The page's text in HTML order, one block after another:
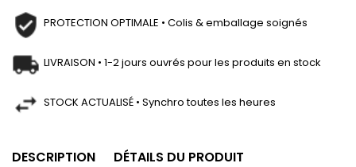
PROTECTION OPTIMALE • Colis & emballage soignés
LIVRAISON • 1-2 jours ouvrés pour les produits en stock
STOCK ACTUALISÉ • Synchro toutes les heures
DESCRIPTION DÉTAILS DU PRODUIT